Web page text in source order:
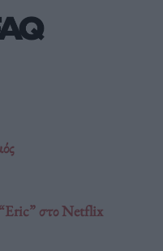
“Eric” στο Netflix